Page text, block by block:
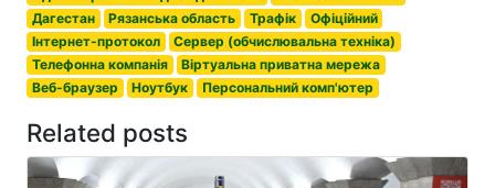
Дагестан
Рязанська область Трафік
Офіційний
Інтернет-протокол
Сервер (обчислювальна техніка)
Телефонна компанія
Віртуальна приватна мережа
Веб-браузер
Ноутбук Персональний комп'ютер
Related posts